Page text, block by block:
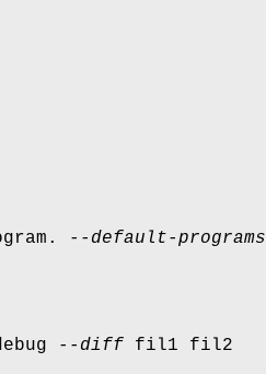
--default-programs
--diff fil1 fil2